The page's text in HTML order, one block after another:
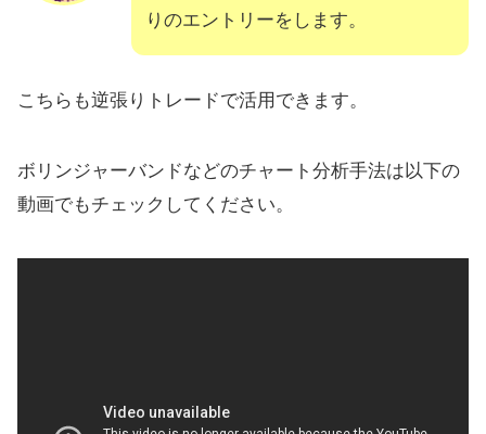
りのエントリーをします。
こちらも逆張りトレードで活用できます。
ボリンジャーバンドなどのチャート分析手法は以下の
動画でもチェックしてください。